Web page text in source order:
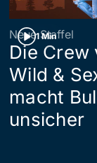
1 Min
Neue Staffel
Die Crew
Wild &
macht
unsicher